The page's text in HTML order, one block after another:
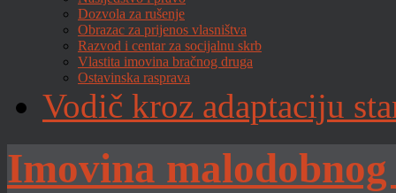
Dozvola za rušenje
Obrazac za prijenos vlasništva
Razvod i centar za socijalnu skrb
Vlastita imovina bračnog druga
Ostavinska rasprava
Vodič kroz adaptaciju
Imovina